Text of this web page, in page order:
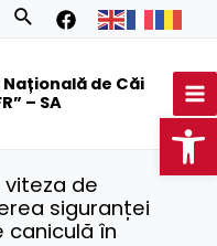
Search
de Căi
– SA
viteza de
siguranței
caniculă în